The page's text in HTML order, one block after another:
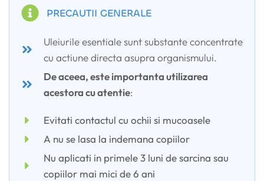
PRECAUTII GENERALE
Uleiurile esentiale sunt substante concentrate
cu actiune directa asupra organismului.
De aceea, este importanta utilizarea
acestora cu atentie:
Evitati contactul cu ochii si mucoasele
A nu se lasa la indemana copiilor
Nu aplicati in primele 3 luni de sarcina sau
copiilor mai mici de 6 ani